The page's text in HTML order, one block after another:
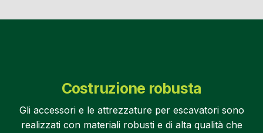
Costruzione robusta
Gli accessori e le attrezzature per escavatori sono
realizzati con materiali robusti e di alta qualità che